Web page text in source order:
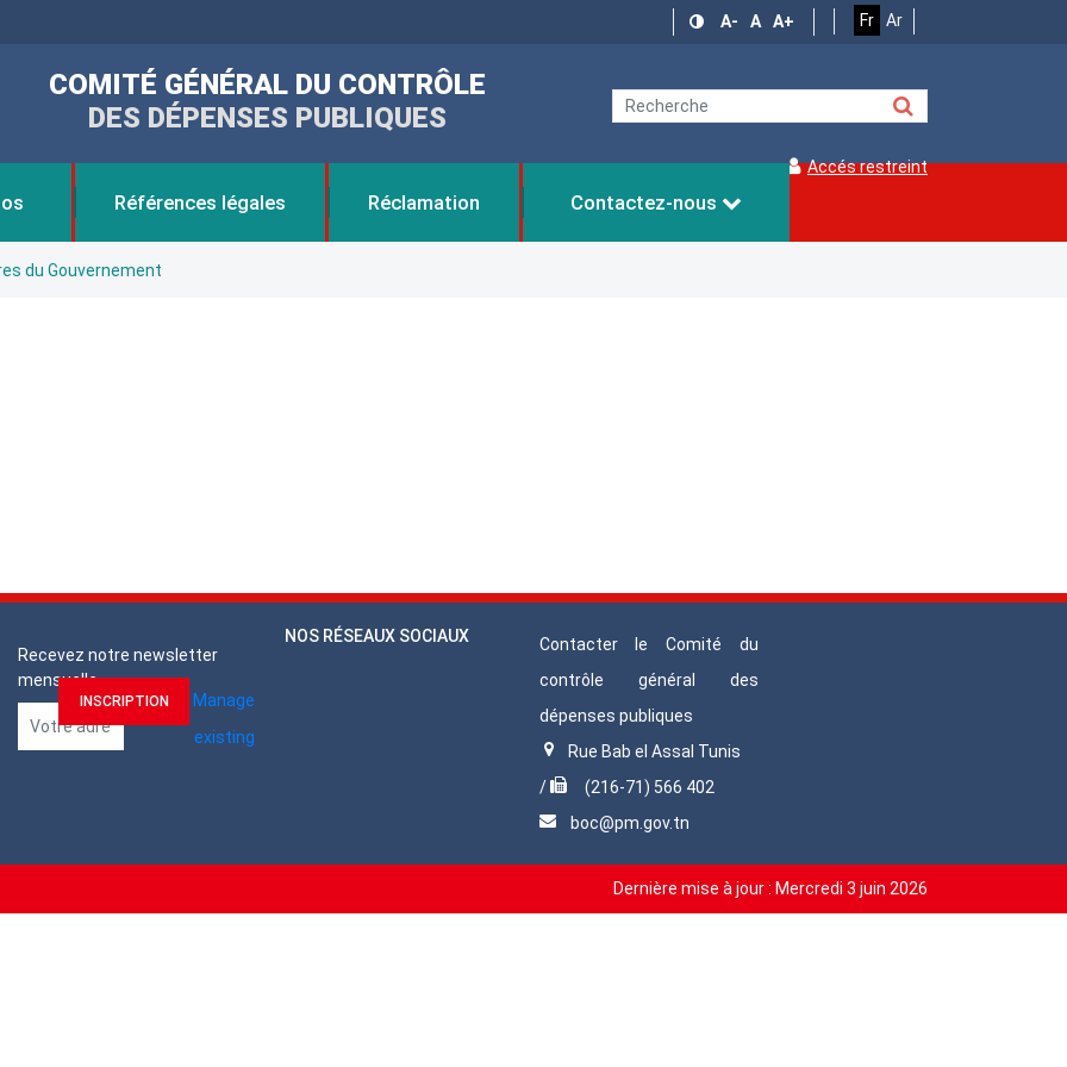
Fr Ar
A- A A+
COMITÉ GÉNÉRAL DU CONTRÔLE
DES DÉPENSES PUBLIQUES
Accés restreint
Références légales Réclamation Contactez-nous
du Gouvernement
Recevez notre newsletter
mensuelle
Manage
existing
NOS RÉSEAUX SOCIAUX
Contacter le Comité du
contrôle général des
dépenses publiques
Rue Bab el Assal Tunis
/
(216-71) 566 402
boc@pm.gov.tn
Dernière mise à jour : Mercredi 3 juin 2026